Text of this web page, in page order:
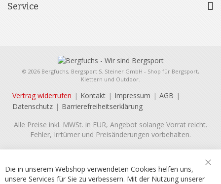
Service
© 2026 Bergfuchs, Bergsport S. Steiner GmbH - Shop für Bergsport,
Klettern und Outdoor.
Vertrag widerrufen Kontakt Impressum
AGB
Datenschutz
Barrierefreiheitserklärung
Alle Preise inkl. MWSt. in EUR, Angebot solange Vorrat reicht.
Fehler, Irrtümer und Preisänderungen vorbehalten.
Die in unserem Webshop verwendeten Cookies helfen uns,
unsere Services für Sie zu verbessern. Mit der Nutzung unserer